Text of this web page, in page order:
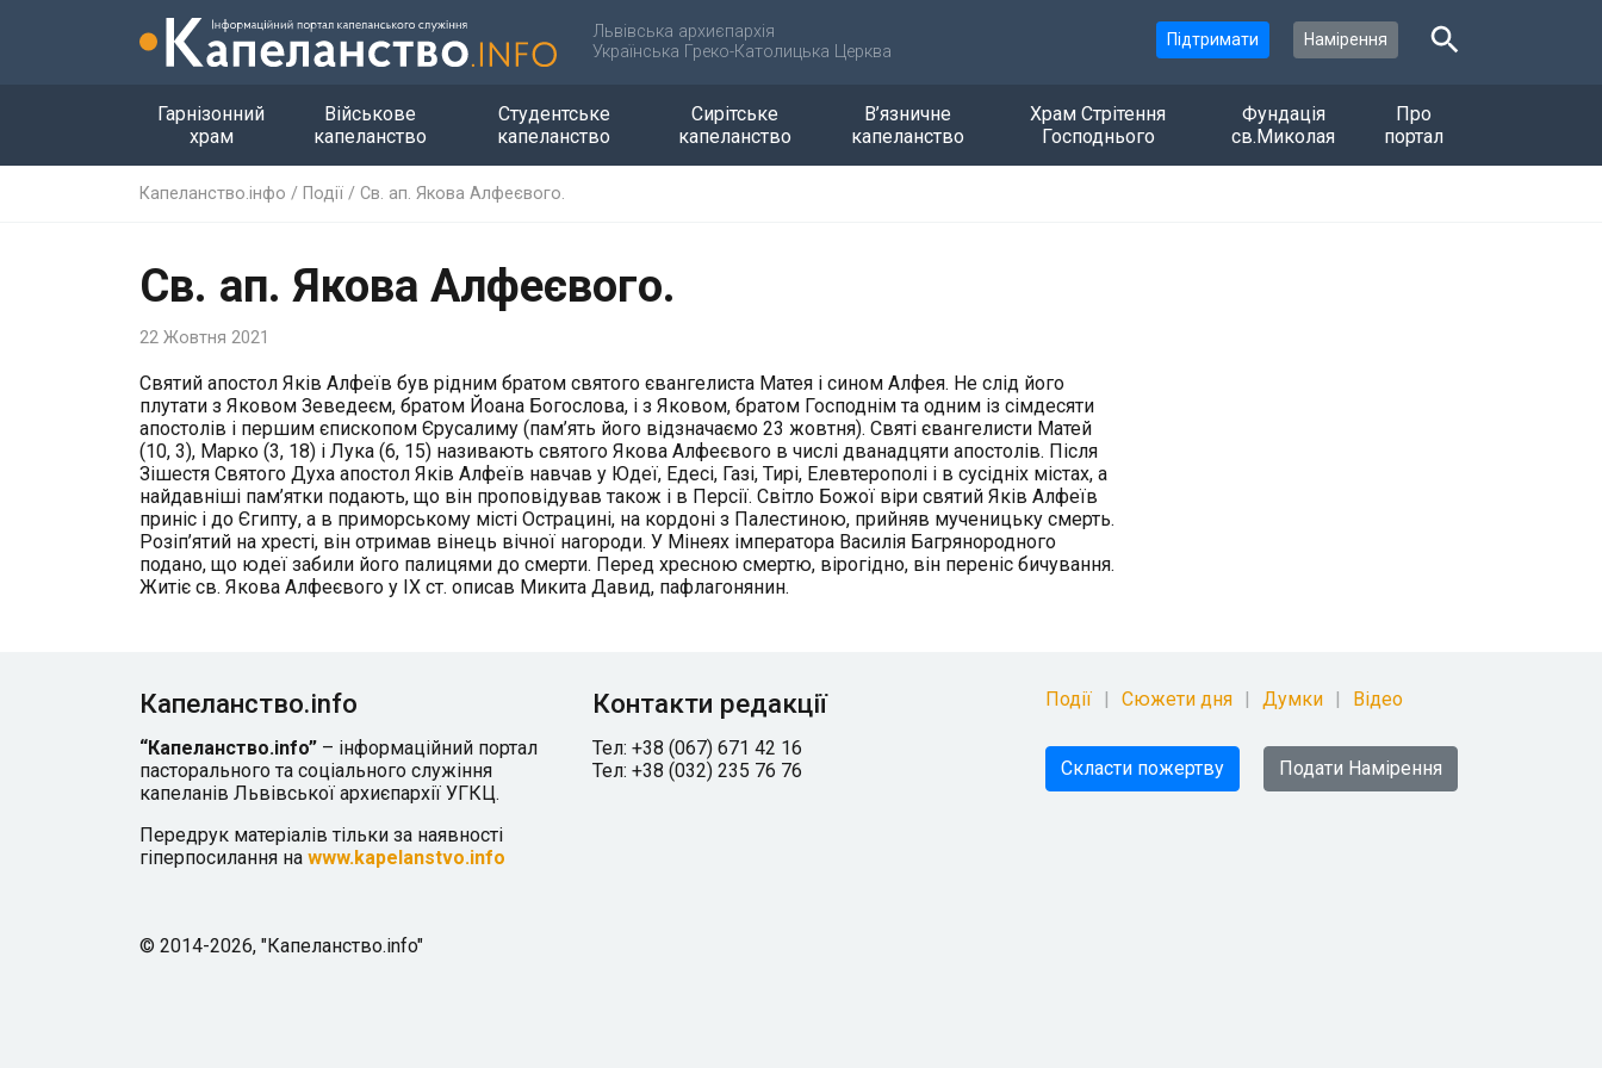
Львівська архиєпархія
Українська Греко-Католицька Церква
Підтримати Намірення
Гарнізонний
храм
Військове
капеланство
Студентське
капеланство
Сирітське
капеланство
В’язничне
капеланство
Храм Стрітення
Господнього
Фундація
св.Миколая
Про
портал
Капеланство.інфо / Події / Св. ап. Якова Алфеєвого.
Св. ап. Якова Алфеєвого.
22 Жовтня 2021
Святий апостол Яків Алфеїв був рідним братом святого євангелиста Матея і сином Алфея. Не слід його
плутати з Яковом Зеведеєм, братом Йоана Богослова, і з Яковом, братом Господнім та одним із сімдесяти
апостолів і першим єпископом Єрусалиму (пам’ять його відзначаємо 23 жовтня). Святі євангелисти Матей
(10, 3), Марко (3, 18) і Лука (6, 15) називають святого Якова Алфеєвого в числі дванадцяти апостолів. Після
Зішестя Святого Духа апостол Яків Алфеїв навчав у Юдеї, Едесі, Газі, Тирі, Елевтерополі і в сусідніх містах, а
найдавніші пам’ятки подають, що він проповідував також і в Персії. Світло Божої віри святий Яків Алфеїв
приніс і до Єгипту, а в приморському місті Острацині, на кордоні з Палестиною, прийняв мученицьку смерть.
Розіп’ятий на хресті, він отримав вінець вічної нагороди. У Мінеях імператора Василія Багрянородного
подано, що юдеї забили його палицями до смерти. Перед хресною смертю, вірогідно, він переніс бичування.
Житіє св. Якова Алфеєвого у IX ст. описав Микита Давид, пафлагонянин.
Капеланство.info
“Капеланство.info” – інформаційний портал
пасторального та соціального служіння
капеланів Львівської архиєпархії УГКЦ.
Передрук матеріалів тільки за наявності
гіперпосилання на www.kapelanstvo.info
Контакти редакції
Тел: +38 (067) 671 42 16
Тел: +38 (032) 235 76 76
Події Сюжети дня Думки Відео
Скласти пожертву Подати Намірення
© 2014-2026, "Капеланство.info"